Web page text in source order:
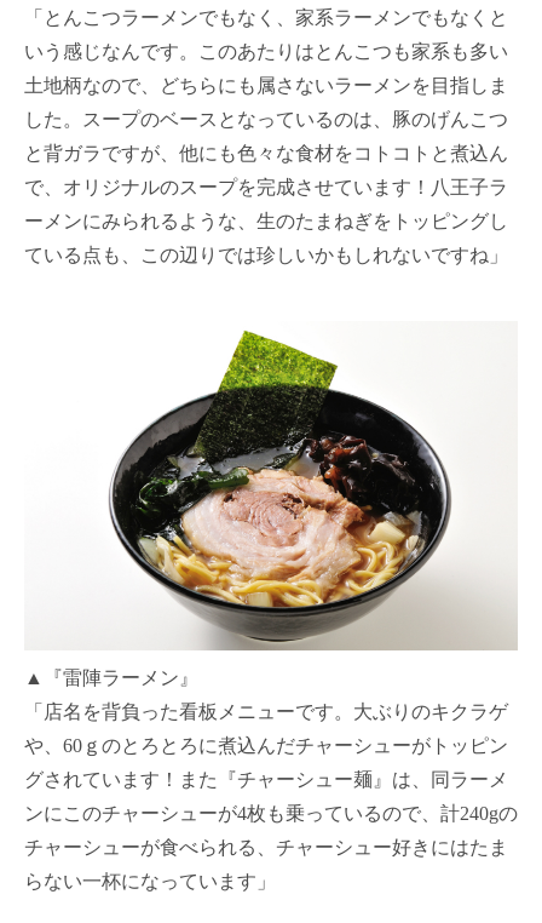
「とんこつラーメンでもなく、家系ラーメンでもなくと
いう感じなんです。このあたりはとんこつも家系も多い
土地柄なので、どちらにも属さないラーメンを目指しま
した。スープのベースとなっているのは、豚のげんこつ
と背ガラですが、他にも色々な食材をコトコトと煮込ん
で、オリジナルのスープを完成させています！八王子ラ
ーメンにみられるような、生のたまねぎをトッピングし
ている点も、この辺りでは珍しいかもしれないですね」
▲『雷陣ラーメン』
「店名を背負った看板メニューです。大ぶりのキクラゲ
や、60ｇのとろとろに煮込んだチャーシューがトッピン
グされています！また『チャーシュー麺』は、同ラーメ
ンにこのチャーシューが4枚も乗っているので、計240gの
チャーシューが食べられる、チャーシュー好きにはたま
らない一杯になっています」